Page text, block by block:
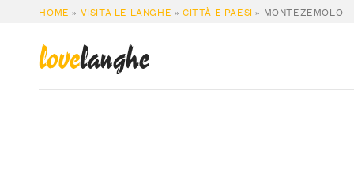
HOME » VISITA LE LANGHE » CITTÀ E PAESI » MONTEZEMOLO
lovelanghe